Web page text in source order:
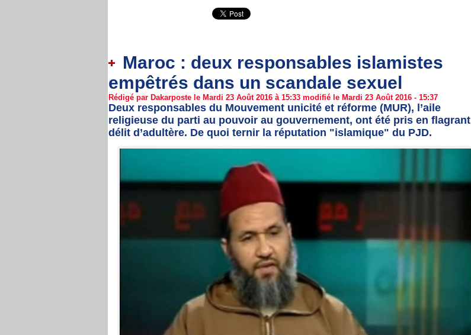
Maroc : deux responsables islamistes
empêtrés dans un scandale sexuel
Rédigé par Dakarposte le Mardi 23 Août 2016 à 15:33 modifié le Mardi 23 Août 2016 - 15:37
Deux responsables du Mouvement unicité et réforme (MUR), l’aile
religieuse du parti au pouvoir au gouvernement, ont été pris en flagrant
délit d’adultère. De quoi ternir la réputation "islamique" du PJD.